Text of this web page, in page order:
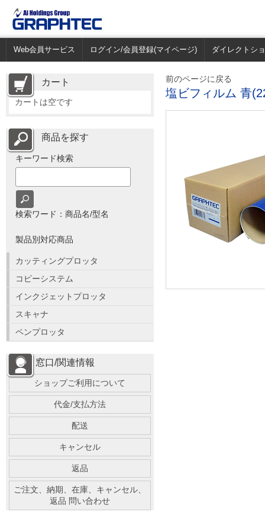
Web会員サービス ログイン/会員登録(マイページ) ダイレクトシ
前のページに戻る
塩ビフィルム 青
カート
カートは空です
商品を探す
キーワード検索
検索ワード：商品名/型名
製品別対応商品
カッティングプロッタ
コピーシステム
インクジェットプロッタ
スキャナ
ペンプロッタ
窓口/関連情報
ショップご利用について
代金/支払方法
配送
キャンセル
返品
ご注文、納期、在庫、キャンセル、
返品 問い合わせ